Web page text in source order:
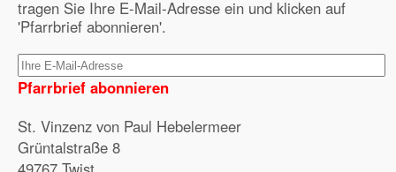
tragen Sie Ihre E-Mail-Adresse ein und klicken auf
'Pfarrbrief abonnieren'.
Pfarrbrief abonnieren
St. Vinzenz von Paul Hebelermeer
Grüntalstraße 8